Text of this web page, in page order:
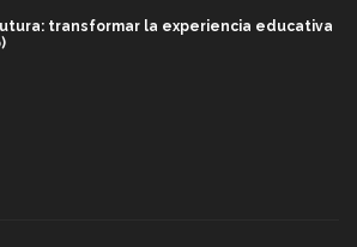
transformar la experiencia educativa